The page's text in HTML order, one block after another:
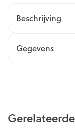
Beschrijving
Gegevens